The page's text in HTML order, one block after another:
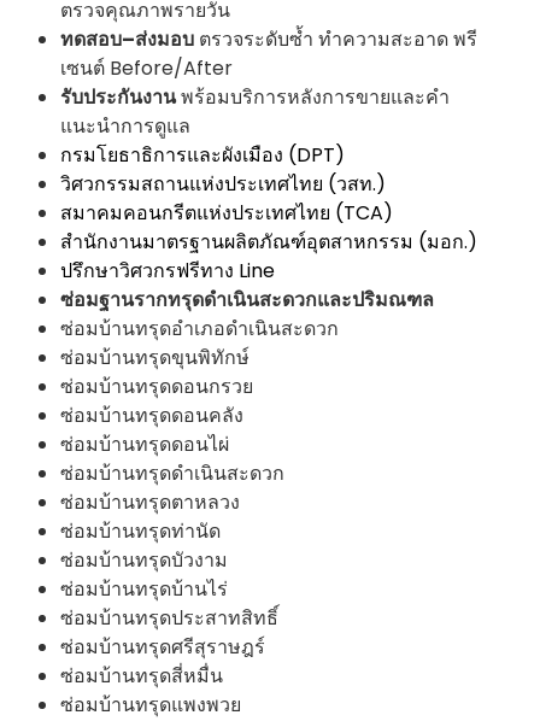
ตรวจคุณภาพรายวัน
ทดสอบ–ส่งมอบ ตรวจระดับซ้ำ ทำความสะอาด พรี
เซนต์ Before/After
รับประกันงานพร้อมบริการหลังการขายและคำ
แนะนำการดูแล
กรมโยธาธิการและผังเมือง (DPT)
วิศวกรรมสถานแห่งประเทศไทย (วสท.)
สมาคมคอนกรีตแห่งประเทศไทย (TCA)
สำนักงานมาตรฐานผลิตภัณฑ์อุตสาหกรรม (มอก.)
ปรึกษาวิศวกรฟรีทาง Line
ซ่อมฐานรากทรุดดำเนินสะดวกและปริมณฑล
ซ่อมบ้านทรุดอำเภอดำเนินสะดวก
ซ่อมบ้านทรุดขุนพิทักษ์
ซ่อมบ้านทรุดดอนกรวย
ซ่อมบ้านทรุดดอนคลัง
ซ่อมบ้านทรุดดอนไผ่
ซ่อมบ้านทรุดดำเนินสะดวก
ซ่อมบ้านทรุดตาหลวง
ซ่อมบ้านทรุดท่านัด
ซ่อมบ้านทรุดบัวงาม
ซ่อมบ้านทรุดบ้านไร่
ซ่อมบ้านทรุดประสาทสิทธิ์
ซ่อมบ้านทรุดศรีสุราษฎร์
ซ่อมบ้านทรุดสี่หมื่น
ซ่อมบ้านทรุดแพงพวย